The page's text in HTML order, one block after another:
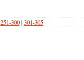
251-300| 301-305